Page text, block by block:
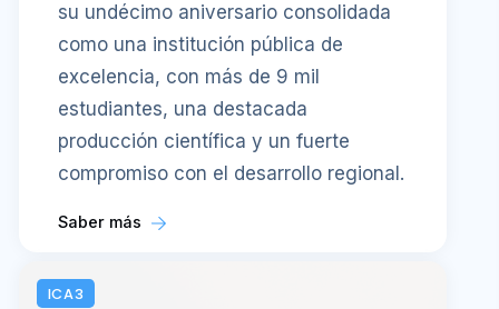
su undécimo aniversario consolidada
como una institución pública de
excelencia, con más de 9 mil
estudiantes, una destacada
producción científica y un fuerte
compromiso con el desarrollo regional.
Saber más
ICA3